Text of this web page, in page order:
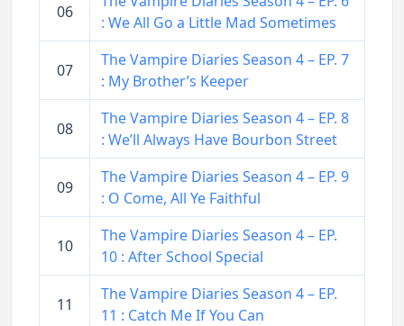
06
: We All Go a Little Mad Sometimes
07
The Vampire Diaries Season 4 – EP. 7
: My Brother’s Keeper
08
The Vampire Diaries Season 4 – EP. 8
: We’ll Always Have Bourbon Street
09
The Vampire Diaries Season 4 – EP. 9
: O Come, All Ye Faithful
10
The Vampire Diaries Season 4 – EP.
10 : After School Special
11
The Vampire Diaries Season 4 – EP.
11 : Catch Me If You Can